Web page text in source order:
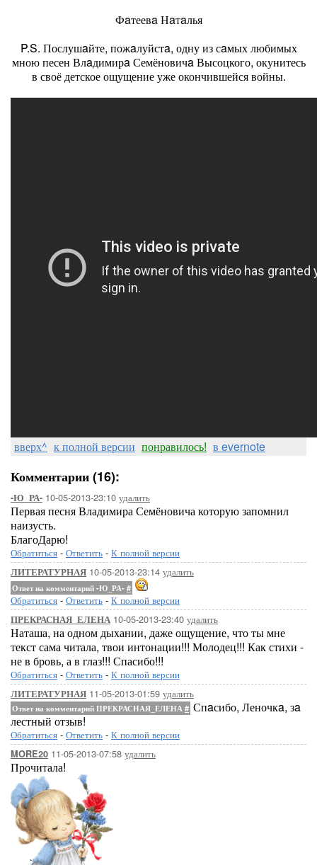
Фaтеевa Нaтaлья
P.S. Послушaйте, пожaлуйстa, одну из сaмых любимых
мною песен Влaдимирa Семёновичa Высоцкого, окунитесь
в своё детское ощущение уже окончившейся войны.
вверх^ к полной версии понравилось! в evernote
Комментарии (16):
-Ю_РА- 10-05-2013-23:10 удалить
Первая песня Владимира Семёновича которую запомнил
наизусть.
БлагоДарю!
Обратиться - Ответить - К полной версии
ЛИТЕРАТУРНАЯ 10-05-2013-23:14 удалить
Ответ на комментарий -Ю_РА- #
Обратиться - Ответить - К полной версии
ПРЕКРАСНАЯ_ЕЛЕНА 10-05-2013-23:40 удалить
Наташа, на одном дыхании, даже ощущение, что ты мне
текст сама читала, твои интонации!!! Молодец!!! Как стихи -
не в бровь, а в глаз!!! Спасибо!!!
Обратиться - Ответить - К полной версии
ЛИТЕРАТУРНАЯ 11-05-2013-01:59 удалить
Ответ на комментарий ПРЕКРАСНАЯ_ЕЛЕНА # Спaсибо, Леночкa, зa
лестный отзыв!
Обратиться - Ответить - К полной версии
MORE20 11-05-2013-07:58 удалить
Прочитала!